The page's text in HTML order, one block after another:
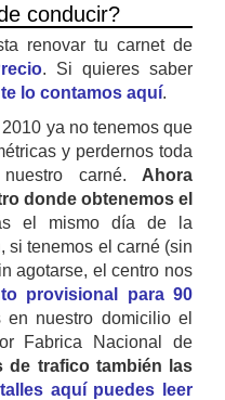
conducir?
renovar tu carnet de
. Si quieres saber
lo contamos aquí.
ya no tenemos que
y perdernos toda
carné. Ahora
donde obtenemos el
el mismo día de la
si tenemos el carné (sin
agotarse, el centro nos
provisional para 90
nuestro domicilio el
Fabrica Nacional de
de trafico también las
aquí puedes leer